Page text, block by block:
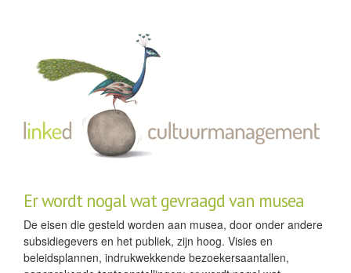
Er wordt nogal wat gevraagd van musea
De eisen die gesteld worden aan musea, door onder andere
subsidiegevers en het publiek, zijn hoog. Visies en
beleidsplannen, indrukwekkende bezoekersaantallen,